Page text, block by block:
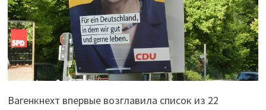
Вагенкнехт впервые возглавила список из 22